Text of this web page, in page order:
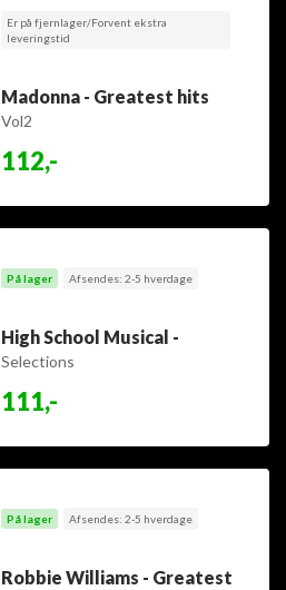
Er på fjernlager/Forvent ekstra
leveringstid
Madonna - Greatest hits
Vol2
112,-
På lager Afsendes: 2-5 hverdage
High School Musical -
Selections
111,-
På lager Afsendes: 2-5 hverdage
Robbie Williams - Greatest